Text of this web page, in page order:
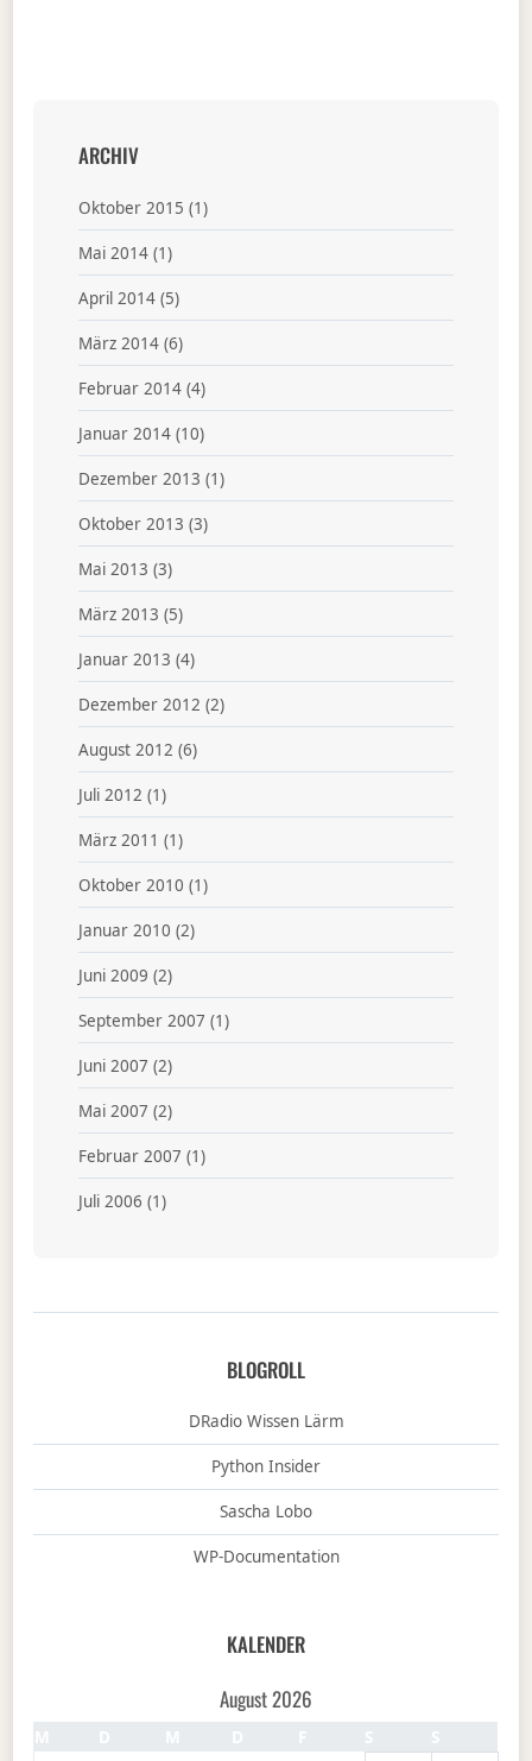
ARCHIV
Oktober 2015 (1)
Mai 2014(1)
April 2014(5)
März 2014(6)
Februar 2014(4)
Januar 2014(10)
Dezember 2013 (1)
Oktober 2013 (3)
Mai 2013 (3)
März 2013 (5)
Januar 2013 (4)
Dezember 2012 (2)
August 2012 (6)
Juli 2012 (1)
März 2011 (1)
Oktober 2010 (1)
Januar 2010 (2)
Juni 2009 (2)
September 2007 (1)
Juni 2007 (2)
Mai 2007 (2)
Februar 2007 (1)
Juli 2006 (1)
BLOGROLL
DRadio Wissen Lärm
Python Insider
Sascha Lobo
WP-Documentation
KALENDER
August 2026